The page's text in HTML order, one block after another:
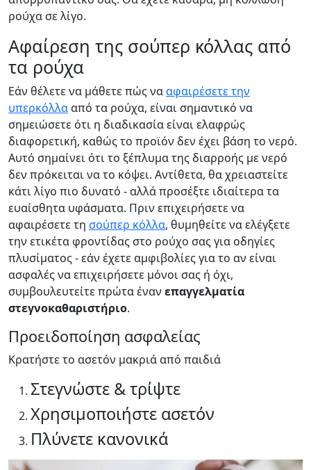
ρούχα σε λίγο.
Αφαίρεση της σούπερ κόλλας από
τα ρούχα
Εάν θέλετε να μάθετε πώς νααφαιρέσετε την
υπερκόλλααπό τα ρούχα, είναι σημαντικό να
σημειώσετε ότι η διαδικασία είναι ελαφρώς
διαφορετική, καθώς το προϊόν δεν έχει βάση το νερό.
Αυτό σημαίνει ότι το ξέπλυμα της διαρροής με νερό
δεν πρόκειται να το κόψει. Αντίθετα, θα χρειαστείτε
κάτι λίγο πιο δυνατό - αλλά προσέξτε ιδιαίτερα τα
ευαίσθητα υφάσματα. Πριν επιχειρήσετε να
αφαιρέσετε τη σούπερ κόλλα, θυμηθείτε να ελέγξετε
την ετικέτα φροντίδας στο ρούχο σας για οδηγίες
πλυσίματος - εάν έχετε αμφιβολίες για το αν είναι
ασφαλές να επιχειρήσετε μόνοι σας ή όχι,
συμβουλευτείτε πρώτα έναν επαγγελματία
στεγνοκαθαριστήριο.
Προειδοποίηση ασφαλείας
Κρατήστε το ασετόν μακριά από παιδιά
Στεγνώστε & τρίψτε
Χρησιμοποιήστε ασετόν
Πλύνετε κανονικά